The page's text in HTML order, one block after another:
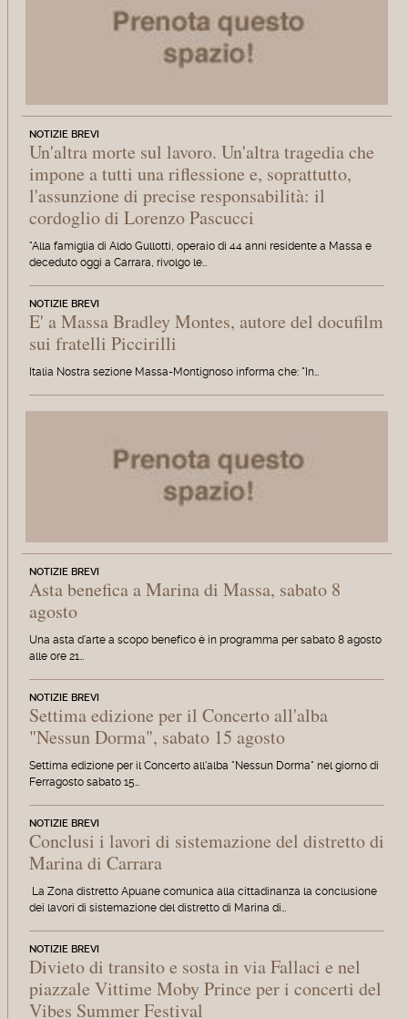
NOTIZIE BREVI
Un'altra morte sul lavoro. Un'altra tragedia che
impone a tutti una riflessione e, soprattutto,
l'assunzione di precise responsabilità: il
cordoglio di Lorenzo Pascucci
"Alla famiglia di Aldo Gullotti, operaio di 44 anni residente a Massa e
deceduto oggi a Carrara, rivolgo le…
NOTIZIE BREVI
E' a Massa Bradley Montes, autore del docufilm
sui fratelli Piccirilli
Italia Nostra sezione Massa-Montignoso informa che: "In…
NOTIZIE BREVI
Asta benefica a Marina di Massa, sabato 8
agosto
Una asta d'arte a scopo benefico è in programma per sabato 8 agosto
alle ore 21…
NOTIZIE BREVI
Settima edizione per il Concerto all'alba
"Nessun Dorma", sabato 15 agosto
Settima edizione per il Concerto all'alba "Nessun Dorma" nel giorno di
Ferragosto sabato 15…
NOTIZIE BREVI
Conclusi i lavori di sistemazione del distretto di
Marina di Carrara
La Zona distretto Apuane comunica alla cittadinanza la conclusione
dei lavori di sistemazione del distretto di Marina di…
NOTIZIE BREVI
Divieto di transito e sosta in via Fallaci e nel
piazzale Vittime Moby Prince per i concerti del
Vibes Summer Festival